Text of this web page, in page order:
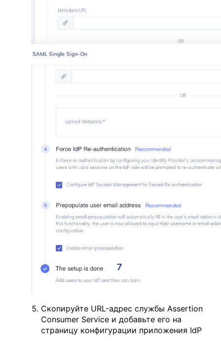
Скопируйте URL-адрес службы Assertion
Consumer Service и добавьте его на
страницу конфигурации приложения IdP